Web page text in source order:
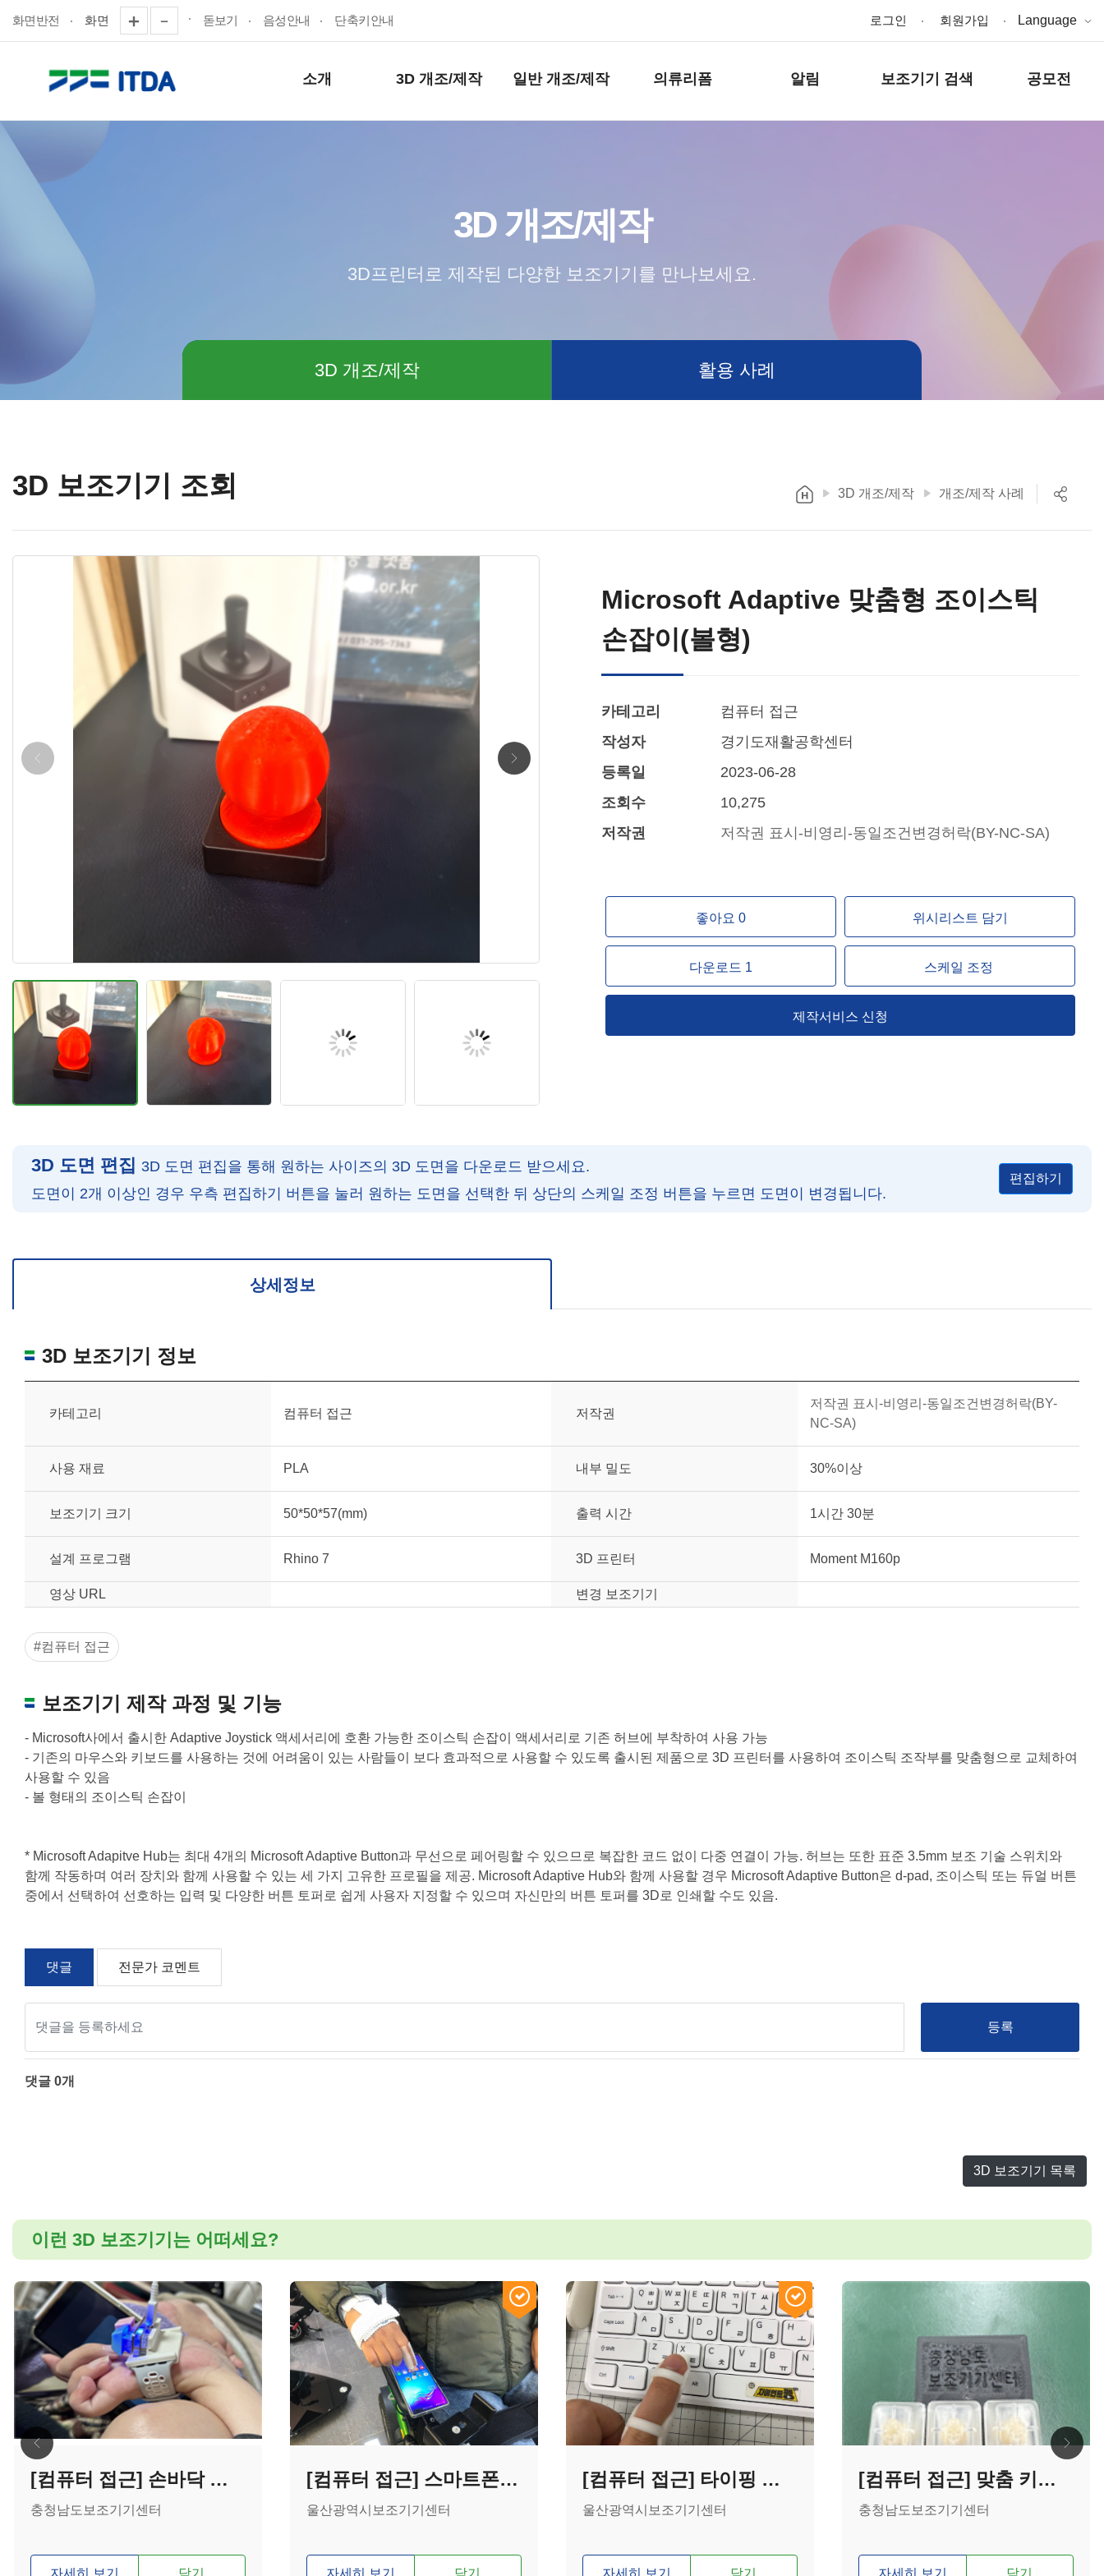
화면반전 화면 돋보기 음성안내 단축키안내 로그인 회원가입 Language
소개 3D 개조/제작 일반 개조/제작 의류리폼 알림 보조기기 검색 공모전
3D 개조/제작
3D프린터로 제작된 다양한 보조기기를 만나보세요.
3D 개조/제작 활용 사례
3D 보조기기 조회 3D 개조/제작 개조/제작 사례
Microsoft Adaptive 맞춤형 조이스틱
손잡이(볼형)
카테고리
컴퓨터 접근
작성자
경기도재활공학센터
등록일
2023-06-28
조회수
10,275
저작권
저작권 표시-비영리-동일조건변경허락(BY-NC-SA)
좋아요 0 위시리스트 담기
다운로드 1 스케일 조정
제작서비스 신청
3D 도면 편집 3D 도면 편집을 통해 원하는 사이즈의 3D 도면을 다운로드 받으세요.
도면이 2개 이상인 경우 우측 편집하기 버튼을 눌러 원하는 도면을 선택한 뒤 상단의 스케일 조정 버튼을 누르면 도면이 변경됩니다.
편집하기
위치 이동: 우측 드래그
도면을 처음 위치로 되돌리고 싶은 경우 상단의 “스케일 조정“ 버튼을 눌러주세요.
원하는 치수 입력 후 “스케일 조정“ 버튼을 눌러주세요.
너비
폭 mm
상세정보
3D 보조기기 정보
카테고리 컴퓨터 접근 저작권
저작권 표시-비영리-동일조건변경허락(BY-
NC-SA)
사용 재료 PLA 내부 밀도 30%이상
보조기기 크기 50*50*57(mm) 출력 시간 1시간 30분
설계 프로그램 Rhino 7 3D 프린터 Moment M160p
영상 URL 변경 보조기기
#컴퓨터 접근
보조기기 제작 과정 및 기능
- Microsoft사에서 출시한 Adaptive Joystick 액세서리에 호환 가능한 조이스틱 손잡이 액세서리로 기존 허브에 부착하여 사용 가능
- 기존의 마우스와 키보드를 사용하는 것에 어려움이 있는 사람들이 보다 효과적으로 사용할 수 있도록 출시된 제품으로 3D 프린터를 사용하여 조이스틱 조작부를 맞춤형으로 교체하여
사용할 수 있음
- 볼 형태의 조이스틱 손잡이
* Microsoft Adapitve Hub는 최대 4개의 Microsoft Adaptive Button과 무선으로 페어링할 수 있으므로 복잡한 코드 없이 다중 연결이 가능. 허브는 또한 표준 3.5mm 보조 기술 스위치와
함께 작동하며 여러 장치와 함께 사용할 수 있는 세 가지 고유한 프로필을 제공. Microsoft Adaptive Hub와 함께 사용할 경우 Microsoft Adaptive Button은 d-pad, 조이스틱 또는 듀얼 버튼
중에서 선택하여 선호하는 입력 및 다양한 버튼 토퍼로 쉽게 사용자 지정할 수 있으며 자신만의 버튼 토퍼를 3D로 인쇄할 수도 있음.
댓글 전문가 코멘트
등록
댓글 0개
3D 보조기기 목록
이런 3D 보조기기는 어떠세요?
[컴퓨터 접근] 손바닥 특수 키보드
충청남도보조기기센터
자세히 보기 담기
[컴퓨터 접근] 스마트폰 터치 보조기기
울산광역시보조기기센터
자세히 보기 담기
[컴퓨터 접근] 타이핑 보조기기
울산광역시보조기기센터
자세히 보기 담기
[컴퓨터 접근] 맞춤 키보드
충청남도보조기기센터
자세히 보기 담기